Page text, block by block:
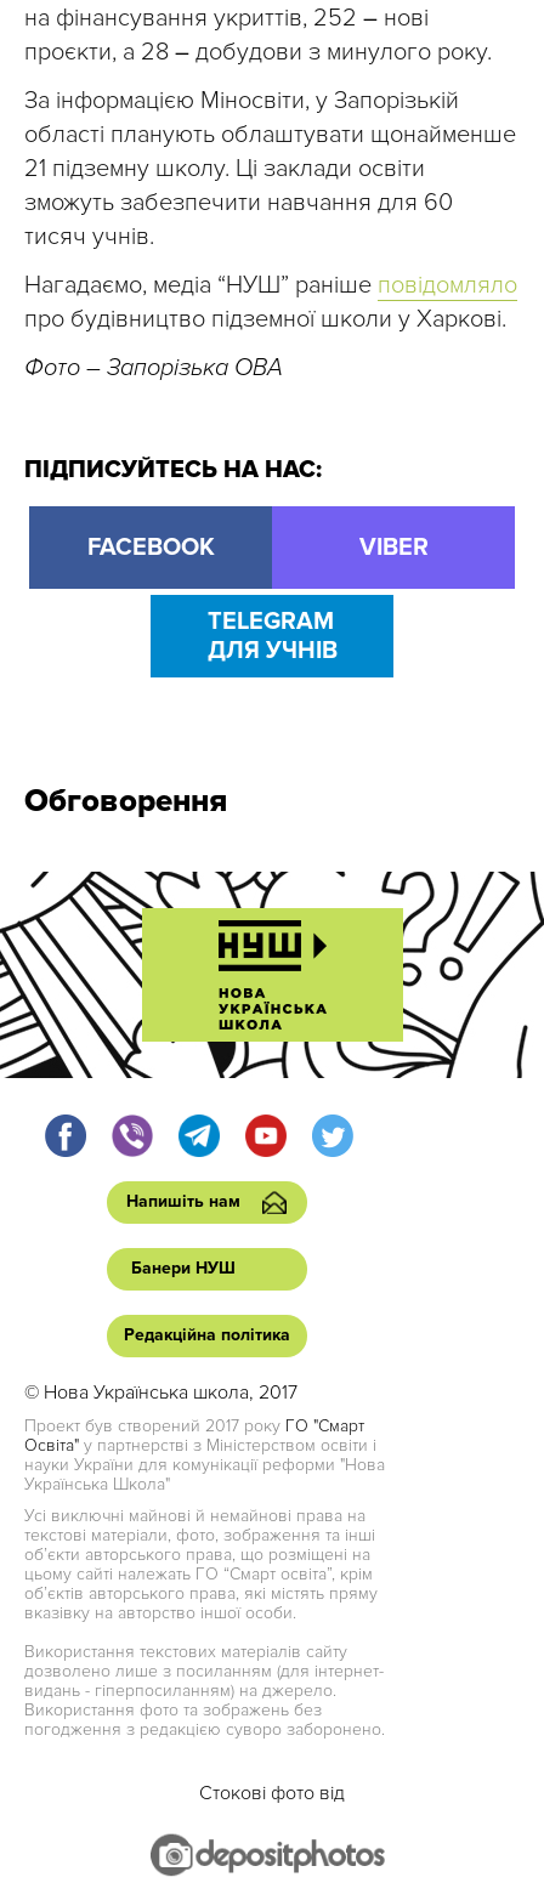
на фінансування укриттів, 252 – нові
проєкти, а 28 – добудови з минулого року.
За інформацією Міносвіти, у Запорізькій
області планують облаштувати щонайменше
21 підземну школу. Ці заклади освіти
зможуть забезпечити навчання для 60
тисяч учнів.
Нагадаємо, медіа “НУШ” раніше повідомляло
про будівництво підземної школи у Харкові.
Фото – Запорізька ОВА
ПІДПИСУЙТЕСЬ НА НАС:
FACEBOOK VIBER
TELEGRAM
ДЛЯ УЧНІВ
Обговорення
Напишіть нам
Банери НУШ
Редакційна політика
© Нова Українська школа, 2017
Проект був створений 2017 року ГО "Смарт
Освіта" у партнерстві з Міністерством освіти і
науки України для комунікації реформи "Нова
Українська Школа"
Усі виключні майнові й немайнові права на
текстові матеріали, фото, зображення та інші
об’єкти авторського права, що розміщені на
цьому сайті належать ГО “Смарт освіта”, крім
об’єктів авторського права, які містять пряму
вказівку на авторство іншої особи.
Використання текстових матеріалів сайту
дозволено лише з посиланням (для інтернет-
видань - гіперпосиланням) на джерело.
Використання фото та зображень без
погодження з редакцією суворо заборонено.
Стокові фото від